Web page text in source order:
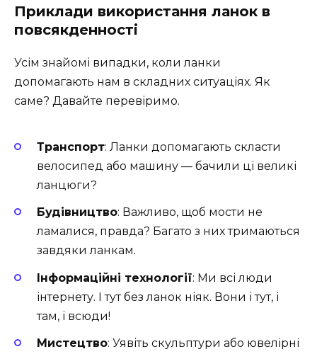
Приклади використання ланок в
повсякденності
Усім знайомі випадки, коли ланки
допомагають нам в складних ситуаціях. Як
саме? Давайте перевіримо.
Транспорт: Ланки допомагають скласти
велосипед або машину — бачили ці великі
ланцюги?
Будівництво: Важливо, щоб мости не
ламалися, правда? Багато з них тримаються
завдяки ланкам. ️
Інформаційні технології: Ми всі люди
інтернету. І тут без ланок ніяк. Вони і тут, і
там, і всюди!
Мистецтво: Уявіть скульптури або ювелірні